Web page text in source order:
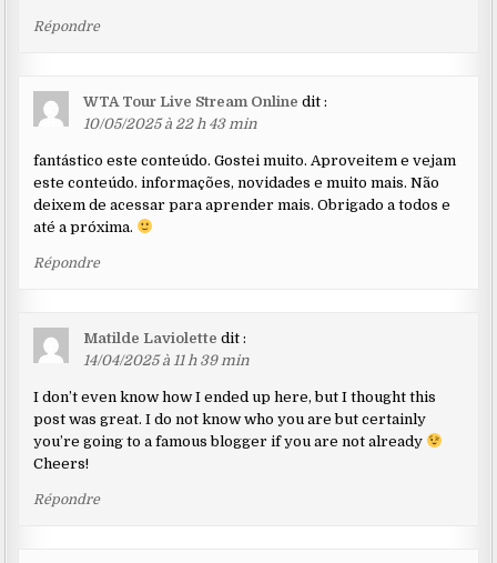
Répondre
WTA Tour Live Stream Online dit :
10/05/2025 à 22 h 43 min
fantástico este conteúdo. Gostei muito. Aproveitem e vejam
este conteúdo. informações, novidades e muito mais. Não
deixem de acessar para aprender mais. Obrigado a todos e
até a próxima.
Répondre
Matilde Laviolette dit :
14/04/2025 à 11 h 39 min
I don’t even know how I ended up here, but I thought this
post was great. I do not know who you are but certainly
you’re going to a famous blogger if you are not already
Cheers!
Répondre